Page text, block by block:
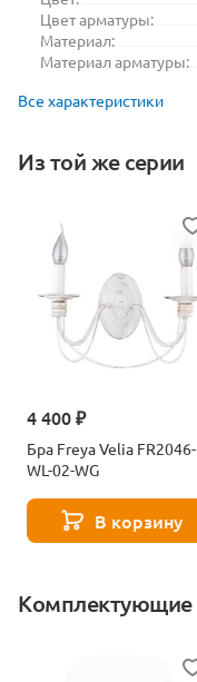
Цвет арматуры:
Материал:
Материал арматуры:
Все характеристики
Из той же серии
4 400 ₽
Бра Freya Velia FR2046-
WL-02-WG
В корзину
Комплектующие